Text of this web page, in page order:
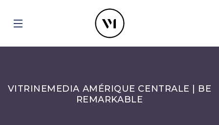
VITRINEMEDIA AMÉRIQUE CENTRALE | BE
REMARKABLE